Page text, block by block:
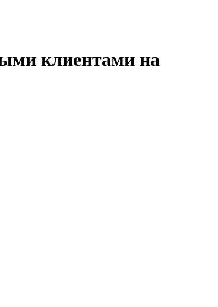
клиентами на